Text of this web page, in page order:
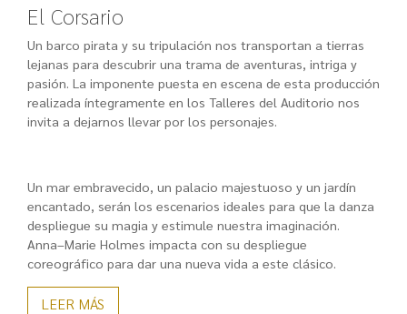
El Corsario
Un barco pirata y su tripulación nos transportan a tierras
lejanas para descubrir una trama de aventuras, intriga y
pasión. La imponente puesta en escena de esta producción
realizada íntegramente en los Talleres del Auditorio nos
invita a dejarnos llevar por los personajes.
Un mar embravecido, un palacio majestuoso y un jardín
encantado, serán los escenarios ideales para que la danza
despliegue su magia y estimule nuestra imaginación.
Anna–Marie Holmes impacta con su despliegue
coreográfico para dar una nueva vida a este clásico.
LEER MÁS